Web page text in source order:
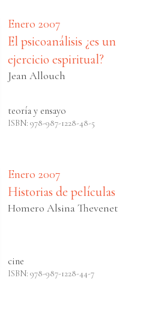
Enero 2007
El psicoanálisis ¿es un
ejercicio espiritual?
Jean Allouch
teoría y ensayo
ISBN: 978-987-1228-48-5
Enero 2007
Historias de películas
Homero Alsina Thevenet
cine
ISBN: 978-987-1228-44-7